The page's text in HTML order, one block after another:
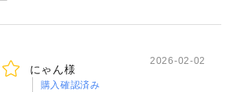
にゃん様
購入確認済み
2026-02-02